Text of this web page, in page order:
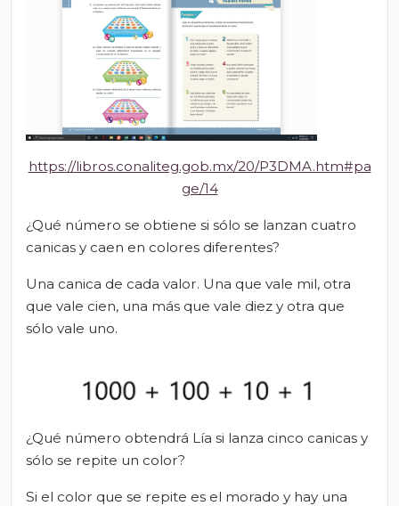
https://libros.conaliteg.gob.mx/20/P3DMA.htm#pa
ge/14
¿Qué número se obtiene si sólo se lanzan cuatro
canicas y caen en colores diferentes?
Una canica de cada valor. Una que vale mil, otra
que vale cien, una más que vale diez y otra que
sólo vale uno.
¿Qué número obtendrá Lía si lanza cinco canicas y
sólo se repite un color?
Si el color que se repite es el morado y hay una